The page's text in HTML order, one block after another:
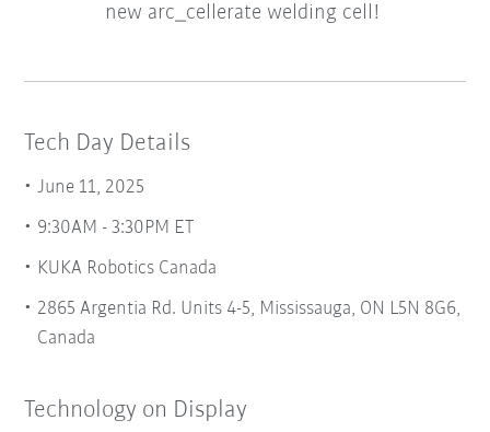
new arc_cellerate welding cell!
Tech Day Details
June 11, 2025
9:30AM - 3:30PM ET
KUKA Robotics Canada
2865 Argentia Rd. Units 4-5, Mississauga, ON L5N 8G6,
Canada
Technology on Display